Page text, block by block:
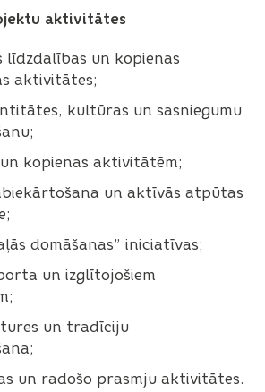
aktivitātes
līdzdalības un kopienas
aktivitātes;
kultūras un sasniegumu
kopienas aktivitātēm;
un aktīvās atpūtas
domāšanas” iniciatīvas;
un izglītojošiem
un tradīciju
un radošo prasmju aktivitātes.